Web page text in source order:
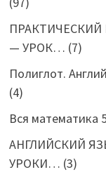
— УРОК… (7)
Полиглот.
(4)
Вся математика
АНГЛИЙСКИЙ
УРОКИ… (3)